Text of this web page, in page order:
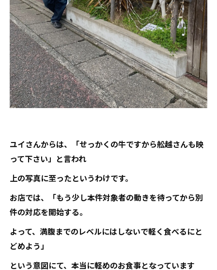
ユイさんからは、「せっかくの牛ですから舩越さんも映
って下さい」と言われ
上の写真に至ったというわけです。
お店では、「もう少し本件対象者の動きを待ってから別
件の対応を開始する。
よって、満腹までのレベルにはしないで軽く食べるにと
どめよう」
という意図にて、本当に軽めのお食事となっています